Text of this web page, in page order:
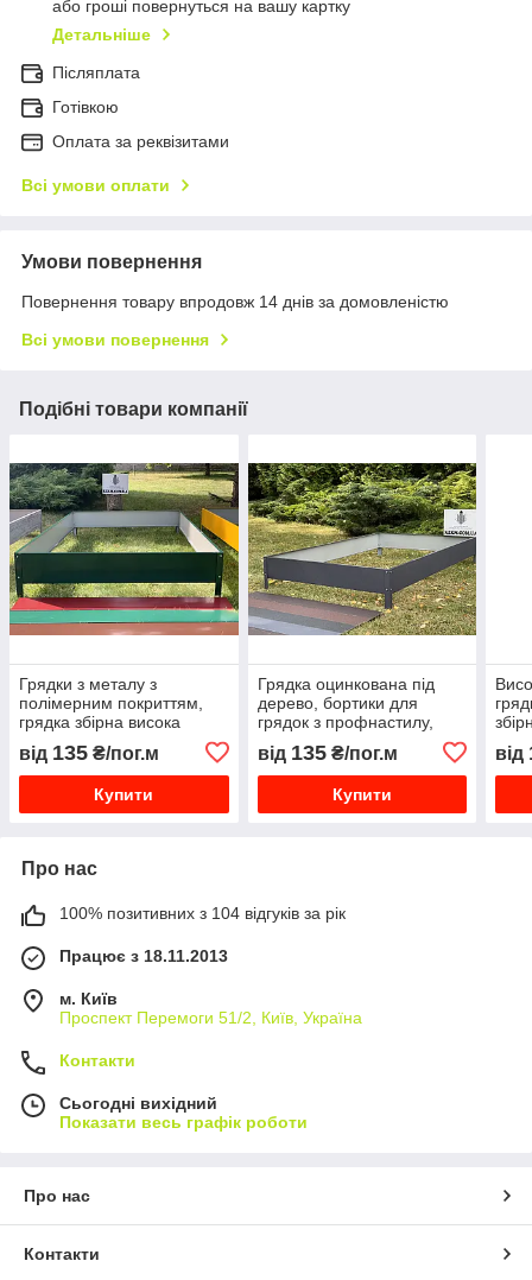
або гроші повернуться на вашу картку
Детальніше
Післяплата
Готівкою
Оплата за реквізитами
Всі умови оплати
Умови повернення
Повернення товару впродовж 14 днів за домовленістю
Всі умови повернення
Подібні товари компанії
Грядки з металу з
полімерним покриттям,
грядка збірна висока
металева, огорожа грядки
від 135 ₴/пог.м
Купити
Грядка оцинкована під
дерево, бортики для
грядок з профнастилу,
високі грядки збірні
від 135₴/пог.м
Купити
від
Про нас
100% позитивних з 104 відгуків за рік
Працює з 18.11.2013
м. Київ
Проспект Перемоги 51/2, Київ, Україна
Контакти
Сьогодні вихідний
Показати весь графік роботи
Про нас
Контакти